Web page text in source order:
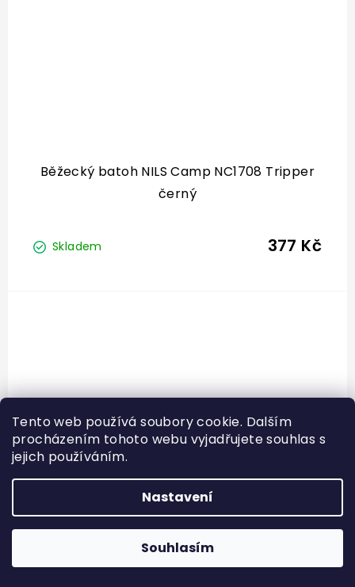
Tento web používá soubory cookie. Dalším
procházením tohoto webu vyjadřujete souhlas s
jejich používáním.
Nastavení
Souhlasím
Běžecký batoh NILS Camp NC1708 Tripper
černý
Skladem 377 Kč